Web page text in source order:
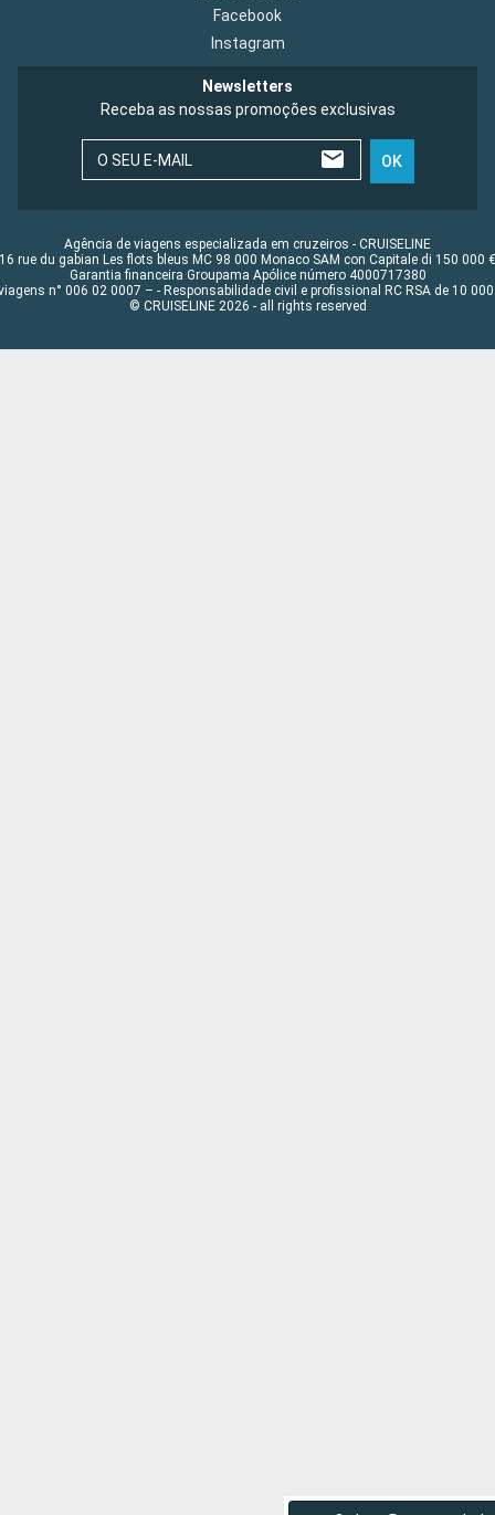
Facebook
Instagram
Newsletters
Receba as nossas promoções exclusivas
O SEU E-MAIL OK
Agência de viagens especializada em cruzeiros - CRUISELINE
16 rue du gabian Les flots bleus MC 98 000 Monaco SAM con Capitale di 150 000 €
Garantia financeira Groupama Apólice número 4000717380
n° 006 02 0007 – - Responsabilidade civil e profissional RC RSA de 10 000
© CRUISELINE 2026 - all rights reserved